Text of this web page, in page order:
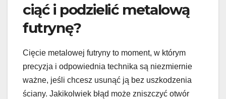
ciąć i podzielić metalową
futrynę?
Cięcie metalowej futryny to moment, w którym
precyzja i odpowiednia technika są niezmiernie
ważne, jeśli chcesz usunąć ją bez uszkodzenia
ściany. Jakikolwiek błąd może zniszczyć otwór